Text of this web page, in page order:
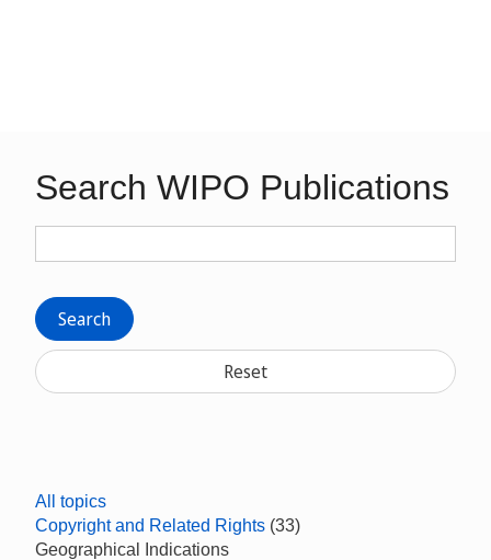
Search WIPO Publications
Search
Reset
All topics
Copyright and Related Rights (33)
Geographical Indications